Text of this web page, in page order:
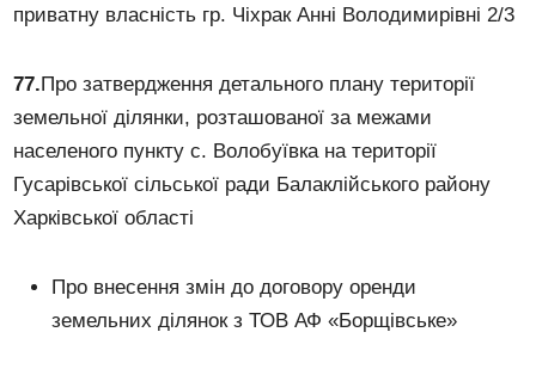
приватну власність гр. Чіхрак Анні Володимирівні 2/3
77.Про затвердження детального плану території
земельної ділянки, розташованої за межами
населеного пункту с. Волобуївка на території
Гусарівської сільської ради Балаклійського району
Харківської області
Про внесення змін до договору оренди
земельних ділянок з ТОВ АФ «Борщівське»